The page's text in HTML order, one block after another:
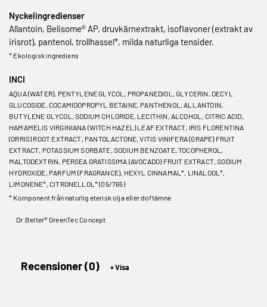
Nyckelingredienser
Allantoin, Belisome® AP, druvkärnextrakt, isoflavoner (extrakt av
irisrot), pantenol, trollhassel*, milda naturliga tensider.
* Ekologisk ingrediens
INCI
AQUA (WATER), PENTYLENE GLYCOL, PROPANEDIOL, GLYCERIN, DECYL
GLUCOSIDE, COCAMIDOPROPYL BETAINE, PANTHENOL, ALLANTOIN,
BUTYLENE GLYCOL, SODIUM CHLORIDE, LECITHIN, ALCOHOL, CITRIC ACID,
HAMAMELIS VIRGINIANA (WITCH HAZEL) LEAF EXTRACT, IRIS FLORENTINA
(ORRIS) ROOT EXTRACT, PANTOLACTONE, VITIS VINIFERA (GRAPE) FRUIT
EXTRACT, POTASSIUM SORBATE, SODIUM BENZOATE, TOCOPHEROL,
MALTODEXTRIN, PERSEA GRATISSIMA (AVOCADO) FRUIT EXTRACT, SODIUM
HYDROXIDE, PARFUM (FRAGRANCE), HEXYL CINNAMAL*, LINALOOL*,
LIMONENE*, CITRONELLOL* (05/765)
* Komponent från naturlig eterisk olja eller doftämne
Dr.Belter® GreenTec Concept
Recensioner (0)